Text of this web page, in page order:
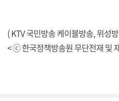
( KTV 국민방송 케이블방송, 위성
< ⓒ 한국정책방송원 무단전재 및